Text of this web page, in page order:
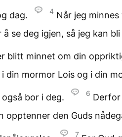
dag. 4 Når jeg minnes
se deg igjen, så jeg kan
blitt minnet om din
din mormor Lois og i din
bor i deg. 6
opptenner den Guds
7